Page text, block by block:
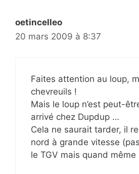
oetincelleo
20 mars 2009 à 8:37
Faites attention au loup,
chevreuils !
Mais le loup n’est peut-
arrivé chez Dupdup …
Cela ne saurait tarder, il
nord à grande vitesse
le TGV mais quand même